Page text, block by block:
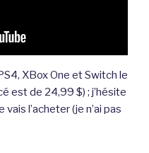
XBox One et Switch le
est de 24,99 $) ; j’hésite
l’acheter (je n’ai pas